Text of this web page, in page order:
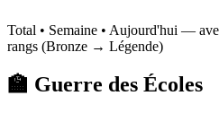
Total • Semaine • Aujourd'hui —
rangs (Bronze → Légende)
🏫 Guerre des Écoles